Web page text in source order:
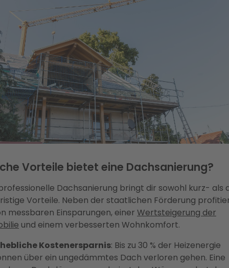
Vorteile bietet eine Dachsanierung?
Dachsanierung bringt dir sowohl kurz- als
Vorteile. Neben der staatlichen Förderung
messbaren Einsparungen, einer Wertsteigerung der
und einem verbesserten Wohnkomfort.
Kostenersparnis: Bis zu 30 % der Heizenergie
über ein ungedämmtes Dach verloren gehen. Eine